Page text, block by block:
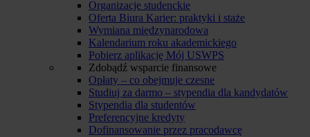
Organizacje studenckie
Oferta Biura Karier: praktyki i staże
Wymiana międzynarodowa
Kalendarium roku akademickiego
Pobierz aplikację Mój USWPS
Zdobądź wsparcie finansowe
Opłaty – co obejmuje czesne
Studiuj za darmo – stypendia dla kandydatów
Stypendia dla studentów
Preferencyjne kredyty
Dofinansowanie przez pracodawcę